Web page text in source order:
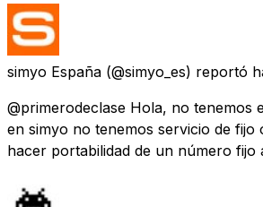
simyo España (@simyo_es) reportó
@primerodeclase Hola, no tenemos
en simyo no tenemos servicio de fijo
hacer portabilidad de un número fijo